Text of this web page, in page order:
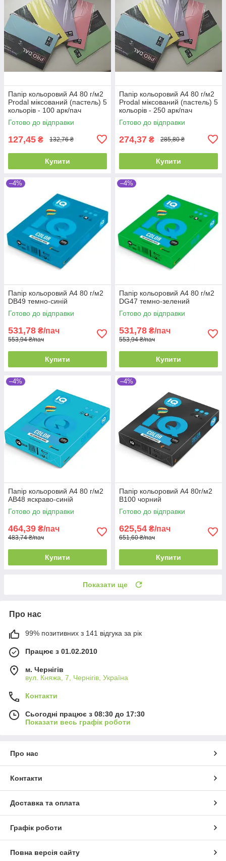
Папір кольоровий А4 80 г/м2
Prodal міксований (пастель) 5
кольорів - 100 арк/пач
Готово до відправки
127,45 ₴ 132,76 ₴
Купити
Папір кольоровий А4 80 г/м2
Prodal міксований (пастель) 5
кольорів - 250 арк/пач
Готово до відправки
274,37 ₴ 285,80 ₴
Купити
–4%
Папір кольоровий А4 80 г/м2
DB49 темно-синій
Готово до відправки
531,78 ₴/пач
553,94 ₴/пач
Купити
–4%
Папір кольоровий А4 80 г/м2
DG47 темно-зелений
Готово до відправки
531,78 ₴/пач
553,94 ₴/пач
Купити
–4%
Папір кольоровий А4 80 г/м2
AB48 яскраво-синій
Готово до відправки
464,39 ₴/пач
483,74 ₴/пач
Купити
–4%
Папір кольоровий А4 80г/м2
B100 чорний
Готово до відправки
625,54 ₴/пач
651,60 ₴/пач
Купити
Показати ще
Про нас
99% позитивних з 141 відгука за рік
Працює з 01.02.2010
м. Чернігів
вул. Княжа, 7, Чернігів, Україна
Контакти
Сьогодні працює з 08:30 до 17:30
Показати весь графік роботи
Про нас
Контакти
Доставка та оплата
Графік роботи
Повна версія сайту